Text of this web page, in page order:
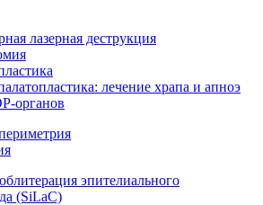
лазерная деструкция
лечение храпа и апноэ
органов
эпителиального
(SiLaC)